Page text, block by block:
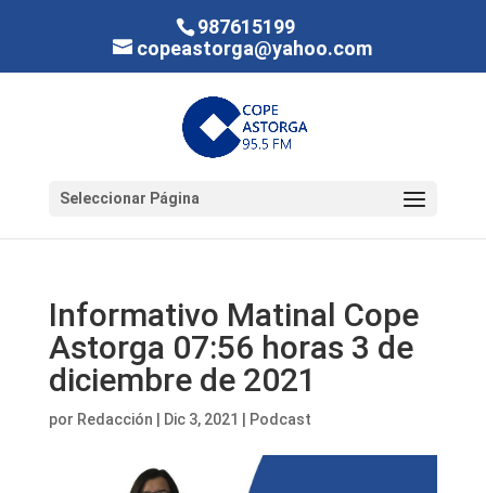
987615199
copeastorga@yahoo.com
Seleccionar Página
Informativo Matinal Cope
Astorga 07:56 horas 3 de
diciembre de 2021
por Redacción Dic 3, 2021 Podcast